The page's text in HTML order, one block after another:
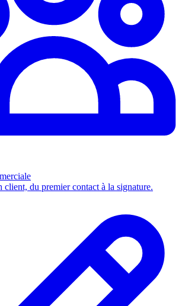
client, du premier contact à la signature.